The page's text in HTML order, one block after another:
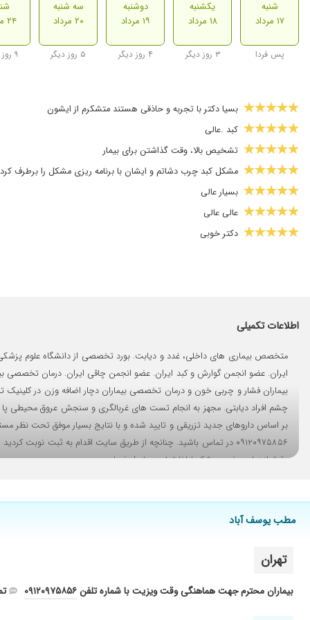
شنبه
۱۷ مرداد
پس فردا
یکشنبه
۱۸ مرداد
۳ روز دیگر
دوشنبه
۱۹ مرداد
۴ روز دیگر
سه شنبه
۲۰ مرداد
۵ روز دیگر
۲۴ مرداد
۹ روز دیگر
بسیا دکتر با تجربه و حاذقی هستند متشکرم از ایشون
کبد .عالی
تشخیص بالا، وقت گذاشتن برای بیمار
مشکل کبد چرب دشاتم و ایشان با برنامه ریزی مشکل را برطرف
بسیار عالی
عالی عالی
دکتر خوبی
بسیار حاذق هستن
دکتر فوق العاده خوبی هستن
عدم رضایت
عالی بودن
بسیار عالی خونریزی معده کردم که چندتا دکتر گفتن باید برم
مشکل گوارشی داشتم
کبد چرب
دیابت و تیروئید عااالی بودن .توصیه میکنم ایشون رو
اطلاعات تکمیلی
ایران. عضو انجمن گوارش و کبد ایران. عضو انجمن چاقی ایران. درمان
بیماران فشار و چربی خون و درمان تخصصی بیماران دچار اضافه وزن در کلینیک
دقیق از زمان حضور پزشک لطفا تماس حاصل فرمایید.
مطب یوسف آباد
تهران
بیماران محترم جهت هماهنگی وقت ویزیت با شماره تلفن۰۹۱۲۰۹۷۵۸۵۶